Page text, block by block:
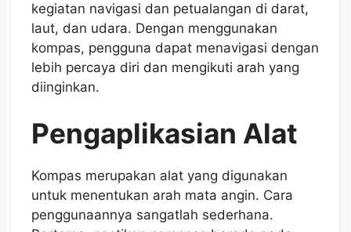
kegiatan navigasi dan petualangan di darat,
laut, dan udara. Dengan menggunakan
kompas, pengguna dapat menavigasi dengan
lebih percaya diri dan mengikuti arah yang
diinginkan.
Pengaplikasian Alat
Kompas merupakan alat yang digunakan
untuk menentukan arah mata angin. Cara
penggunaannya sangatlah sederhana.